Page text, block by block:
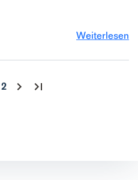
Weiterlesen
2